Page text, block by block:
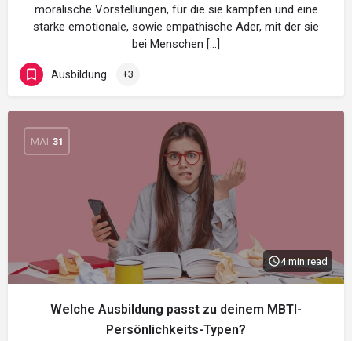
moralische Vorstellungen, für die sie kämpfen und eine
starke emotionale, sowie empathische Ader, mit der sie
bei Menschen […]
Ausbildung +3
MAI 31
4 min read
Welche Ausbildung passt zu deinem MBTI-
Persönlichkeits-Typen?